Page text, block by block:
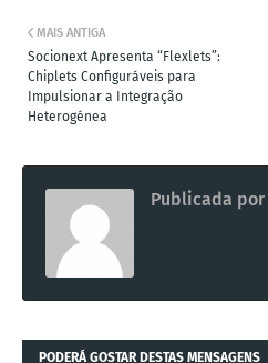
MAIS ANTIGA
Socionext Apresenta “Flexlets”:
Chiplets Configuráveis para
Impulsionar a Integração
Heterogénea
Publicada por
PODERÁ GOSTAR DESTAS MENSAGENS